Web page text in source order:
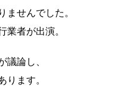
ませんでした。
業者が出演。
議論し、
ります。